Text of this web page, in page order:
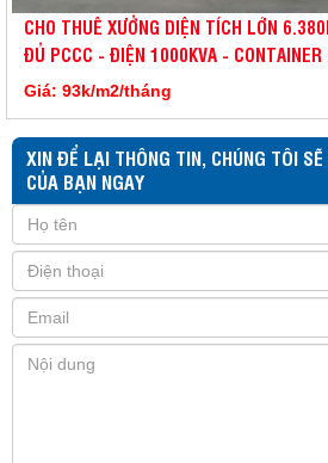
CHO THUÊ XƯỞNG DIỆN TÍCH LỚN
ĐỦ PCCC - ĐIỆN 1000KVA -
Giá: 93k/m2/tháng
XIN ĐỂ LẠI THÔNG TIN, CHÚNG TÔI
CỦA BẠN NGAY